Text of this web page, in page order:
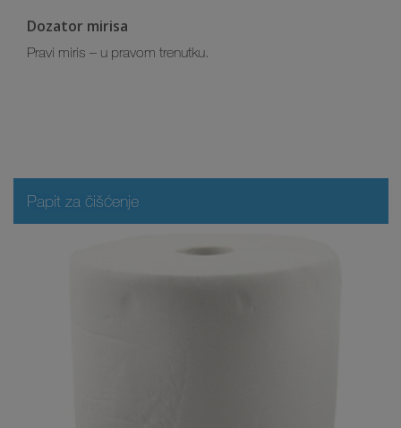
Dozator mirisa
Pravi miris – u pravom trenutku.
Papit za čišćenje